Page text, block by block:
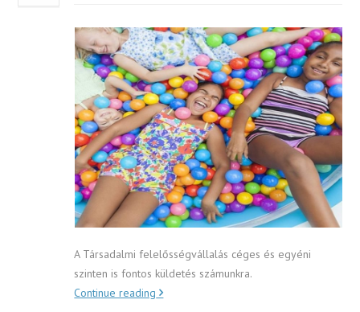
A Társadalmi felelősségvállalás céges és egyéni
szinten is fontos küldetés számunkra.
Continue reading